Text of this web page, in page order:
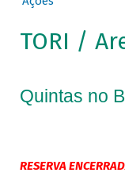
TORI /
Quintas no
RESERVA